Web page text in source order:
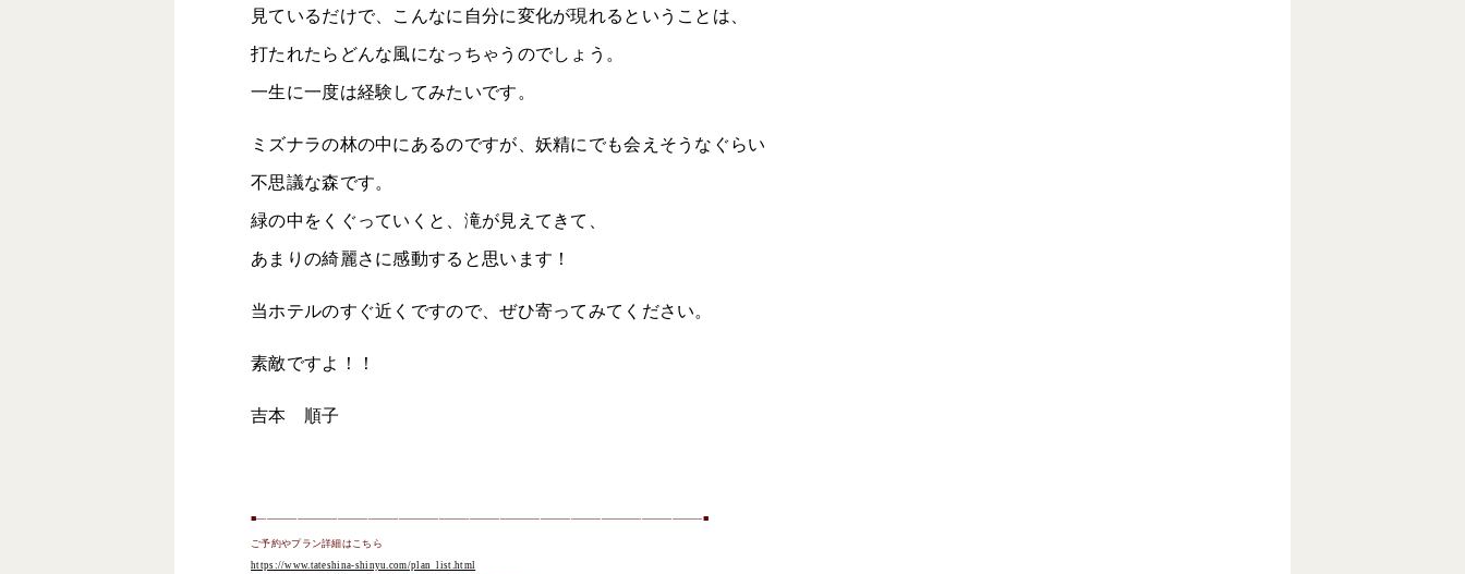
見ているだけで、こんなに自分に変化が現れるということは、
打たれたらどんな風になっちゃうのでしょう。
一生に一度は経験してみたいです。
ミズナラの林の中にあるのですが、妖精にでも会えそうなぐらい
不思議な森です。
緑の中をくぐっていくと、滝が見えてきて、
あまりの綺麗さに感動すると思います！
当ホテルのすぐ近くですので、ぜひ寄ってみてください。
素敵ですよ！！
吉本 順子
■————————————————————————————————————————————■
ご予約やプラン詳細はこちら
https://www.tateshina-shinyu.com/plan_list.html